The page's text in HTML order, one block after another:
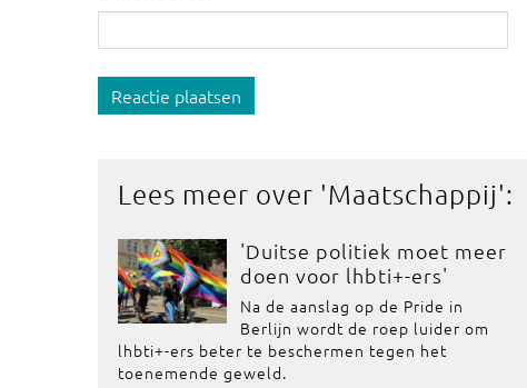
Reactie plaatsen
Lees meer over 'Maatschappij':
'Duitse politiek moet meer
doen voor lhbti+-ers'
Na de aanslag op de Pride in
Berlijn wordt de roep luider om
lhbti+-ers beter te beschermen tegen het
toenemende geweld.